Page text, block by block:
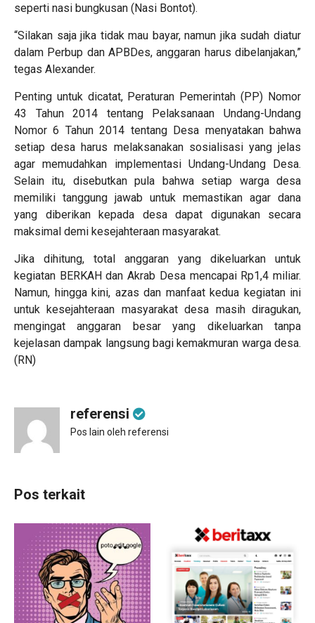
seperti nasi bungkusan (Nasi Bontot).
“Silakan saja jika tidak mau bayar, namun jika sudah diatur
dalam Perbup dan APBDes, anggaran harus dibelanjakan,”
tegas Alexander.
Penting untuk dicatat, Peraturan Pemerintah (PP) Nomor
43 Tahun 2014 tentang Pelaksanaan Undang-Undang
Nomor 6 Tahun 2014 tentang Desa menyatakan bahwa
setiap desa harus melaksanakan sosialisasi yang jelas
agar memudahkan implementasi Undang-Undang Desa.
Selain itu, disebutkan pula bahwa setiap warga desa
memiliki tanggung jawab untuk memastikan agar dana
yang diberikan kepada desa dapat digunakan secara
maksimal demi kesejahteraan masyarakat.
Jika dihitung, total anggaran yang dikeluarkan untuk
kegiatan BERKAH dan Akrab Desa mencapai Rp1,4 miliar.
Namun, hingga kini, azas dan manfaat kedua kegiatan ini
untuk kesejahteraan masyarakat desa masih diragukan,
mengingat anggaran besar yang dikeluarkan tanpa
kejelasan dampak langsung bagi kemakmuran warga desa.
(RN)
referensi
Pos lain oleh referensi
Pos terkait